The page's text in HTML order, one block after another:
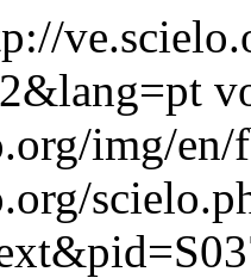
img/